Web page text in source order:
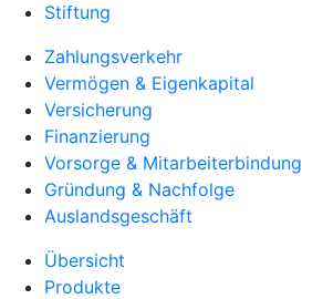
Stiftung
Zahlungsverkehr
Vermögen & Eigenkapital
Versicherung
Finanzierung
Vorsorge & Mitarbeiterbindung
Gründung & Nachfolge
Auslandsgeschäft
Übersicht
Produkte